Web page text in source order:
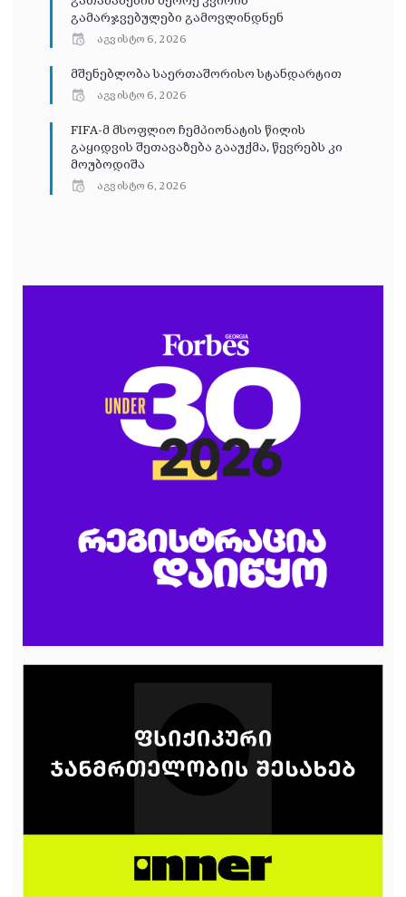
გამარჯვებულები გამოვლინდნენ
აგვისტო 6, 2026
მშენებლობა საერთაშორისო სტანდარტით
აგვისტო 6, 2026
FIFA-მ მსოფლიო ჩემპიონატის წილის
გაყიდვის შეთავაზება გააუქმა, წევრებს კი
მოუბოდიშა
აგვისტო 6, 2026